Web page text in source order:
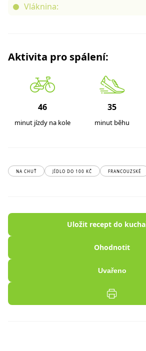
Vláknina:
Aktivita pro spálení:
46
minut jízdy na kole
35
minut běhu
NA CHUŤ JÍDLO DO 100 KČ FRANCOUZSKÉ
Uložit recept do
Ohodnotit
Uvařeno